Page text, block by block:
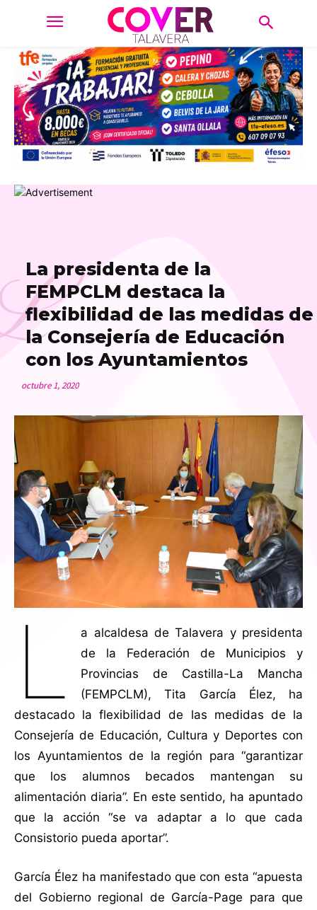
La presidenta de la
FEMPCLM destaca la
flexibilidad de las medidas de
la Consejería de Educación
con los Ayuntamientos
octubre 1, 2020
L
a alcaldesa de Talavera y presidenta
de la Federación de Municipios y
Provincias de Castilla-La Mancha
(FEMPCLM), Tita García Élez, ha
destacado la flexibilidad de las medidas de la
Consejería de Educación, Cultura y Deportes con
los Ayuntamientos de la región para “garantizar
que los alumnos becados mantengan su
alimentación diaria”. En este sentido, ha apuntado
que la acción “se va adaptar a lo que cada
Consistorio pueda aportar”.
García Élez ha manifestado que con esta “apuesta
del Gobierno regional de García-Page para que